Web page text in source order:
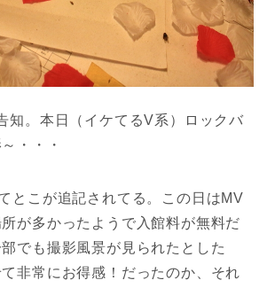
知。本日（イケてるV系）ロックバ
・・・
とこが追記されてる。この日はMV
が多かったようで入館料が無料だ
でも撮影風景が見られたとした
非常にお得感！だったのか、それ